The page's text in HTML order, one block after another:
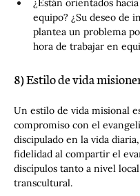
¿Están orientados
equipo? ¿Su deseo de
plantea un problema
hora de trabajar en
8) Estilo de vida
Un estilo de vida misional
compromiso con el
discipulado en la vida
fidelidad al compartir el
discípulos tanto a nivel
transcultural.